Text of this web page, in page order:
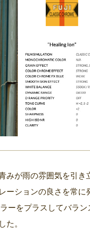
みが雨の雰囲気を引き
ーションの良さを常に
ーをプラスしてバラン
た。